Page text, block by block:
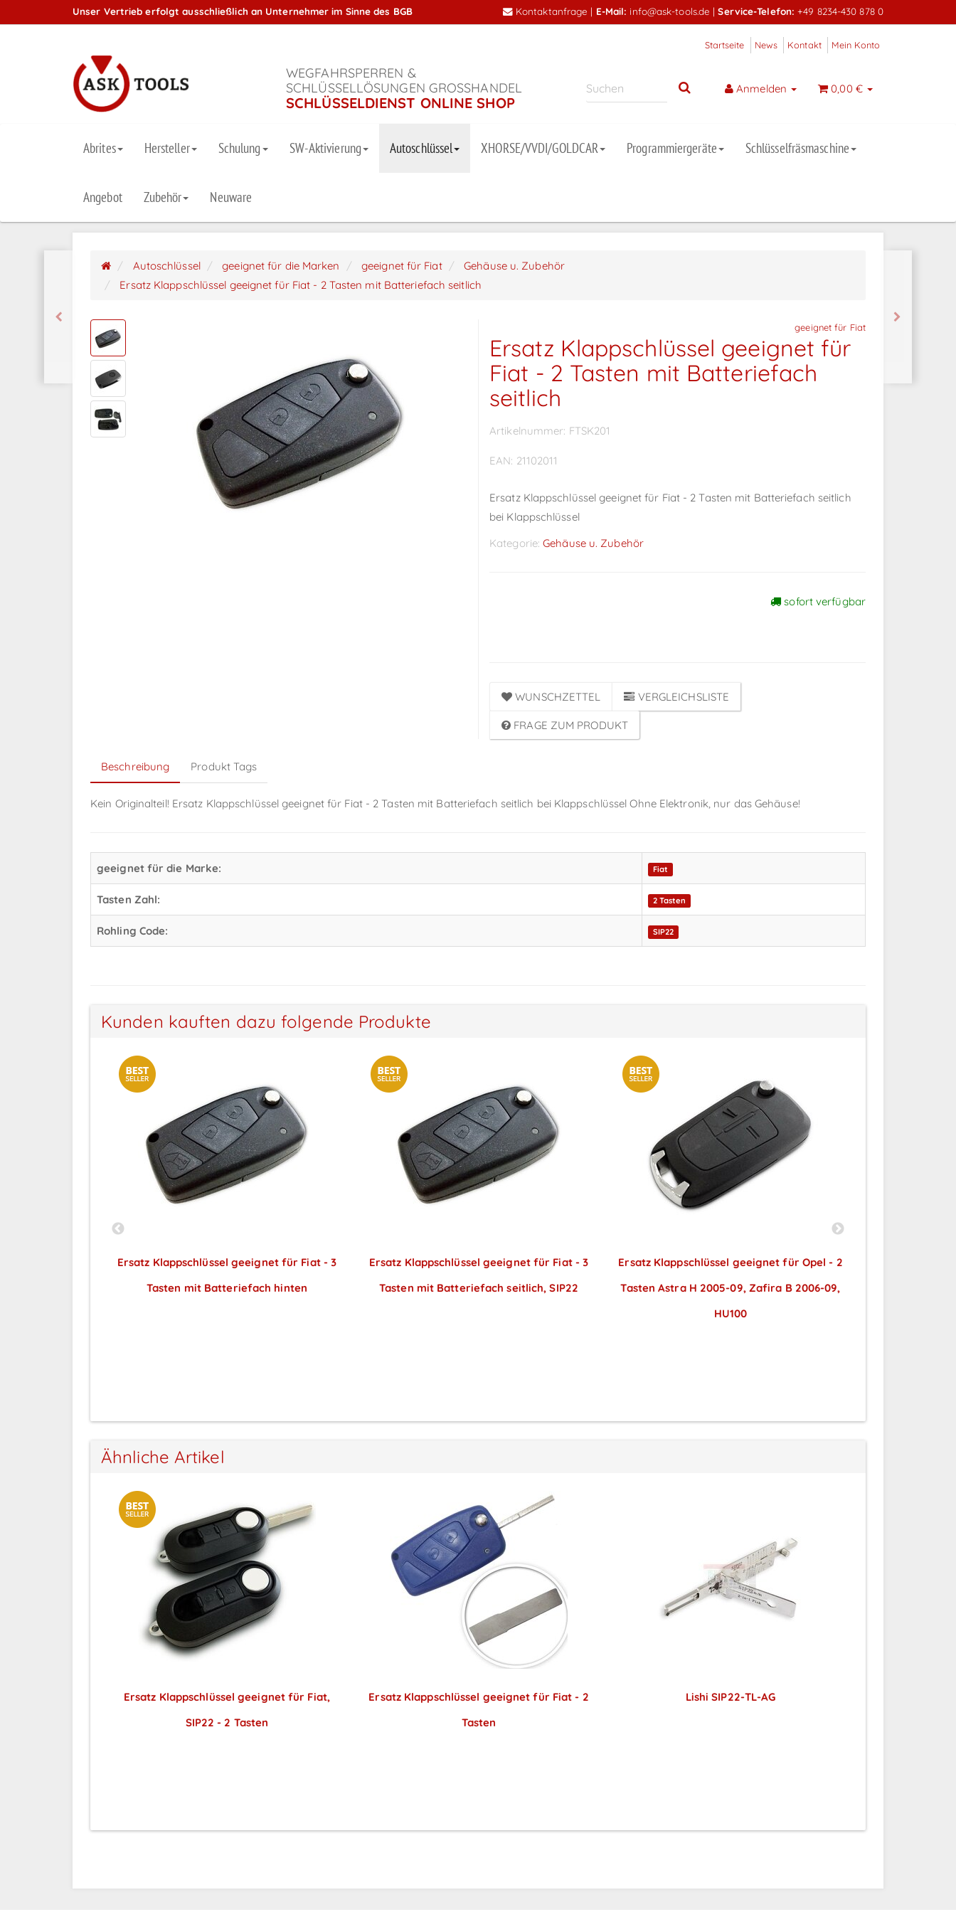
Unser Vertrieb erfolgt ausschließlich an Unternehmer im Sinne des BGB Kontaktanfrage | E-Mail: info@ask-tools.de |Service-Telefon: +49 8234-430 878 0
Startseite News Kontakt Mein Konto
WEGFAHRSPERREN &
SCHLÜSSELLÖSUNGEN GROSSHANDEL
SCHLÜSSELDIENST ONLINE SHOP
Anmelden 0,00 €
Abrites Hersteller Schulung SW-Aktivierung Autoschlüssel XHORSE/VVDI/GOLDCAR Programmiergeräte Schlüsselfräsmaschine
Angebot Zubehör Neuware
Autoschlüssel geeignet für die Marken geeignet für Fiat
Gehäuse u. Zubehör
Ersatz Klappschlüssel geeignet für Fiat - 2 Tasten mit Batteriefach seitlich
geeignet für Fiat
Ersatz Klappschlüssel geeignet für
Fiat - 2 Tasten mit Batteriefach
seitlich
Artikelnummer: FTSK201
EAN: 21102011
Ersatz Klappschlüssel geeignet für Fiat - 2 Tasten mit Batteriefach seitlich
bei Klappschlüssel
Kategorie:Gehäuse u. Zubehör
sofort verfügbar
WUNSCHZETTEL VERGLEICHSLISTE
FRAGE ZUM PRODUKT
Beschreibung Produkt Tags
Kein Originalteil! Ersatz Klappschlüssel geeignet für Fiat - 2 Tasten mit Batteriefach seitlich bei Klappschlüssel Ohne Elektronik, nur das Gehäuse!
geeignet für die Marke: Fiat
Tasten Zahl: 2 Tasten
Rohling Code: SIP22
Kunden kauften dazu folgende Produkte
Ersatz Klappschlüssel geeignet für Fiat - 3
Tasten mit Batteriefach hinten
Ersatz Klappschlüssel geeignet für Fiat - 3
Tasten mit Batteriefach seitlich, SIP22
Ersatz Klappschlüssel geeignet für Opel - 2
Tasten Astra H 2005-09, Zafira B 2006-09,
HU100
Ähnliche Artikel
Ersatz Klappschlüssel geeignet für Fiat,
SIP22 - 2 Tasten
Ersatz Klappschlüssel geeignet für Fiat - 2
Tasten
Lishi SIP22-TL-AG